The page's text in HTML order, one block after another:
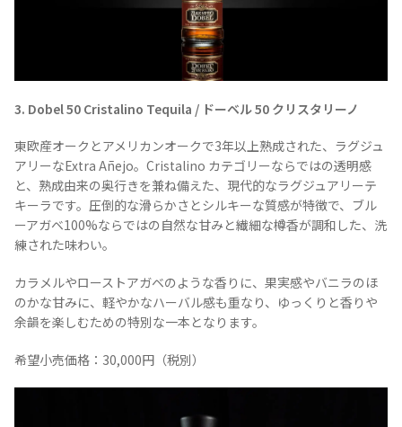
3. Dobel 50 Cristalino Tequila / ドーベル 50 クリスタリーノ
東欧産オークとアメリカンオークで3年以上熟成された、ラグジュ
アリーなExtra Añejo。Cristalino カテゴリーならではの透明感
と、熟成由来の奥行きを兼ね備えた、現代的なラグジュアリーテ
キーラです。圧倒的な滑らかさとシルキーな質感が特徴で、ブル
ーアガベ100%ならではの自然な甘みと繊細な樽香が調和した、洗
練された味わい。
カラメルやローストアガベのような香りに、果実感やバニラのほ
のかな甘みに、軽やかなハーバル感も重なり、ゆっくりと香りや
余韻を楽しむための特別な一本となります。
希望小売価格：30,000円（税別）